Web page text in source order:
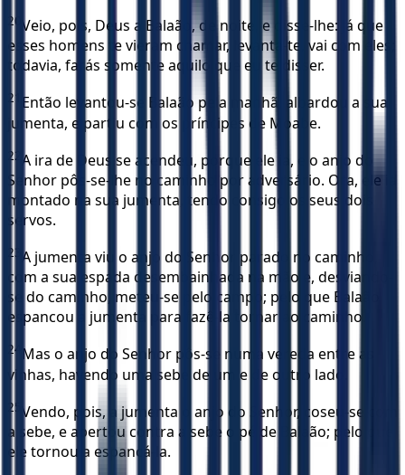
20 Veio, pois, Deus a Balaão, de noite, e disse-lhe: Já que
esses homens te vieram chamar, levanta-te, vai com eles;
todavia, farás somente aquilo que eu te disser.
21
Então levantou-se Balaão pela manhã, albardou a sua
jumenta, e partiu com os príncipes de Moabe.
22 A ira de Deus se acendeu, porque ele ia, e o anjo do
Senhor pôs-se-lhe no caminho por adversário. Ora, ele ia
montado na sua jumenta, tendo consigo os seus dois
servos.
23 A jumenta viu o anjo do Senhor parado no caminho,
com a sua espada desembainhada na mão e, desviando-
se do caminho, meteu-se pelo campo; pelo que Balaão
espancou a jumenta para fazê-la tornar ao caminho.
24 Mas o anjo do Senhor pôs-se numa vereda entre as
vinhas, havendo uma sebe de um e de outro lado.
25 Vendo, pois, a jumenta o anjo do Senhor, coseu-se com
a sebe, e apertou contra a sebe o pé de Balaão; pelo que
ele tornou a espancá-la.